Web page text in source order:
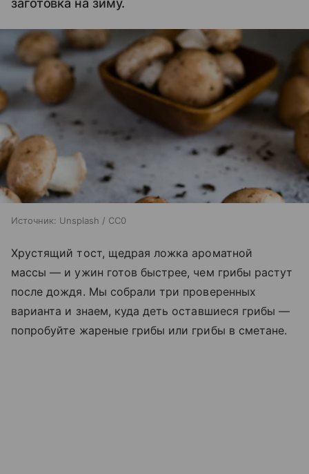
заготовка на зиму.
Источник: Unsplash / CC0
Хрустящий тост, щедрая ложка ароматной
массы — и ужин готов быстрее, чем грибы растут
после дождя. Мы собрали три проверенных
варианта и знаем, куда деть оставшиеся грибы —
попробуйте жареные грибы или грибы в сметане.